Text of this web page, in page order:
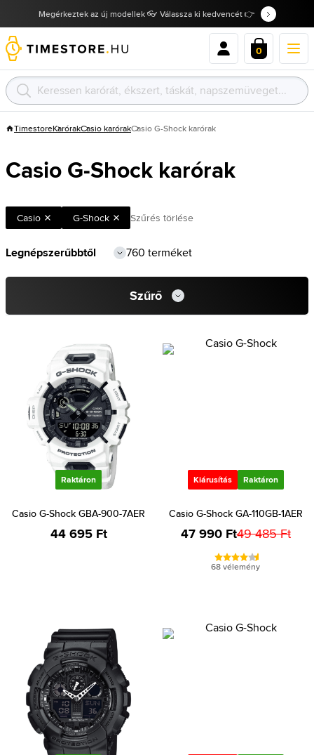
Megérkeztek az új modellek 👓 Válassza ki kedvencét 👉
0
TimestoreKarórakCasio karórakCasio G-Shock karórak
Casio G-Shock karórak
Casio G-Shock Szűrés törlése
760 terméket
Szűrő
Raktáron
Casio G-Shock GBA-900-7AER
44 695 Ft
Kiárusítás Raktáron
Casio G-Shock GA-110GB-1AER
47 990 Ft49 485 Ft
68 vélemény